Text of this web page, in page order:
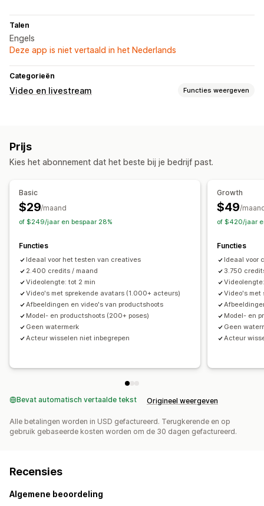
Talen
Engels
Deze app is niet vertaald in het Nederlands
Categorieën
Video en livestream Functies weergeven
Aanpassing
Prijs
Kies het abonnement dat het beste bij je bedrijf past.
Basic
$29/maand
of $249/jaar en bespaar 28%
Functies
Ideaal voor het testen van creatives
2.400 credits / maand
Videolengte: tot 2 min
Video's met sprekende avatars (1.000+ acteurs)
Afbeeldingen en video's van productshoots
Model- en productshoots (200+ poses)
Geen watermerk
Acteur wisselen niet inbegrepen
Growth
$49/
of $420/jaar
Functies
Ideaal voor
3.750
Video's met
Model- en
Geen
Acteur
Bevat automatisch vertaalde tekst Origineel weergeven
Alle betalingen worden in USD gefactureerd. Terugkerende en op
gebruik gebaseerde kosten worden om de 30 dagen gefactureerd.
Recensies
Algemene beoordeling